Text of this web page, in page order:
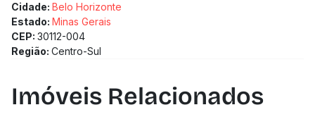
1 a 2 quartos
1 vagas
Previsão de entrega: 01/08/2027
Medidor de água individualizado
Cidade: Belo Horizonte
Estado: Minas Gerais
CEP: 30112-004
Região: Centro-Sul
Imóveis Relacionados